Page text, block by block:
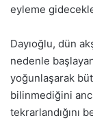
eyleme
Dayıoğlu, dün
nedenle
yoğunlaşarak
bilinmediğini
tekrarlandığını